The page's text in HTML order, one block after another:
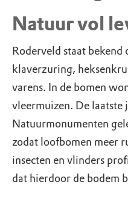
Natuur vol
Roderveld staat bekend
klaverzuring,
varens. In de bomen
vleermuizen. De laatste
Natuurmonumenten
zodat loofbomen meer
insecten en vlinders
dat hierdoor de bodem